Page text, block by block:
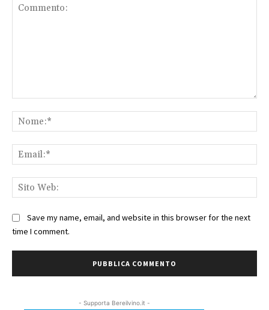
Save my name, email, and website in this browser for the next
time I comment.
- Supporta Bereilvino.it -